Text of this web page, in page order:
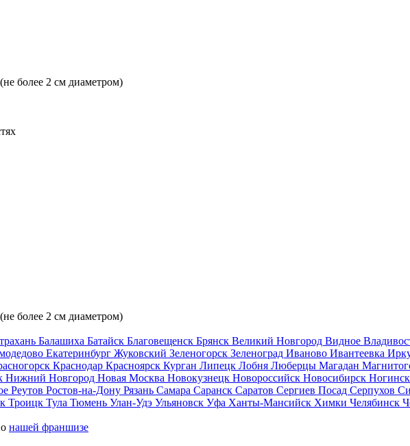
более 2 см диаметром)
более 2 см диаметром)
Балашиха Батайск Благовещенск Брянск Великий Новгород Видное
Екатеринбург Жуковский Зеленогорск Зеленоград Иваново Ивантеевка
Краснодар Красноярск Курган Липецк Лобня Люберцы Магадан
Нижний Новгород Новая Москва Новокузнецк Новороссийск Новосибирск Ногинск
Реутов Ростов-на-Дону Рязань Самара Саранск Саратов Сергиев Посад Серпухов
Троицк Тула Тюмень Улан-Удэ Ульяновск Уфа Ханты-Мансийск Химки Челябинск
нашей франшизе